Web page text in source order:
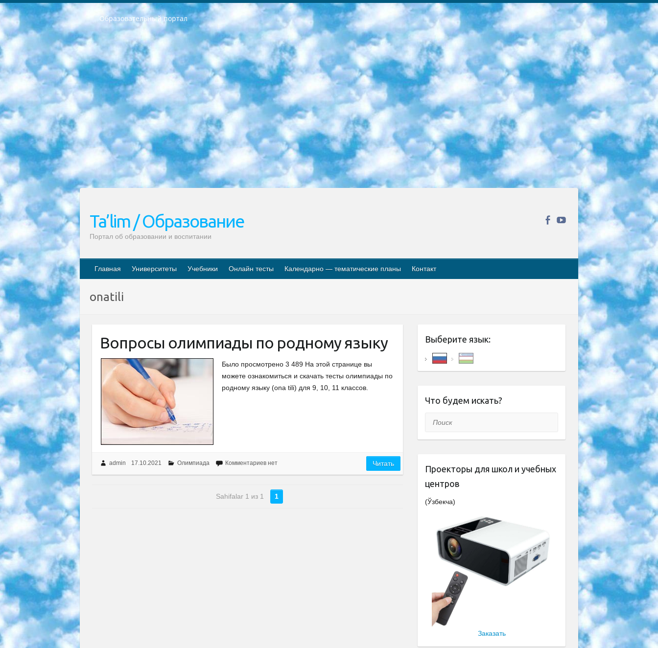
Образовательный портал
РЕСПУБЛИКА УЗБЕКИСТАН МИНИСТРЕРСТВО ДОШКОЛЬНОГО И ШКОЛЬНОГО ОБРАЗОВАНИЯ КОМАНДА в общеобразовательных учреждениях в 2023-2024 учебном году организация и проведение итоговой государственной аттестации обучающихся о Министра дошкольного и школьного образования Республики Узбекистан от 4 марта 2008 года (постановлением Минюста от 20 марта 2008 года № 1778 государственной регистрации) «Итоговое состояние учащихся общего среднего образования на основании положения об утверждении положения об аттестации общего среднего образования выпускной экзамен студентов в образовательных учреждениях в 2023-2024 учебном году В целях организации и прохождения аттестации приказываю: 1. Следующее: перечень предметов, по которым будет проводиться итоговая государственная аттестация и экзамен формы перевода согласно приложению 1; сертификаты международного образца, оценивающие уровень владения иностранными языками перечень согласно приложению 2; 2. Педагогический при специализированных образовательных учреждениях. научно-практический центр квалификации и международной оценки (Д.Давидова) 2024 г. До 25 марта: задания по предметам, по которым будет проводиться итоговая аттестация разработка и утверждение технических условий; итоговая аттестация на основании разработанного предметного задания разработка вопросов по предметам (устно и письменно), экзамен передача; общеобразовательные средние школы и специальные учебные заведения учащиеся выпускных классов школ и интернатов в агентской системе подготовка базы данных экзаменационных материалов и критериев оценки; перевод базы экзаменационных материалов на все языки обучения подать в Республиканский образовательный центр для изготовления; варианты экзаменов на основе разработанных контрольных материалов пусть будут поставлены задачи формирования. 3. Республиканский образовательный центр (Ш.Худайкулов) до 5 апреля 2024 года. до: база данных предоставленных экзаменационных материалов на все языки обучения перевод и экспертиза; для слепых, слабовидящих, глухих, слабослышащих и умственно отсталых детей учащиеся выпускных классов специализированных школ и школ-интернатов база данных экзаменационных материалов на всех преподаваемых языках подготовка критериев оценки; специализированные школы для умственно отсталых детей и технологии для учащихся выпускных классов школ-интернатов разработка соответствующих рекомендаций и критериев проведения ЕГЭ по естествознанию давать задания. 4. Педагогический при специализированных образовательных учреждениях. Научно-практический центр навыков и международной оценки (Д.Давидова), Республика образовательный центр (Худайкулов Ш.) итоговый государственный аттестационный экзамен ориентирован на творческое и логическое мышление при подготовке базы материалов учитывать введение заданий. 5. Следует отметить, что: сертификат государственного образца о знании общеобразовательного предмета и как минимум национальный уровень B1 по предметам на иностранных языках, указанным в Приложении 2. или международно признанный сертификат эквивалентного уровня студенты, изучающие определенный предмет, освобождаются от экзамена; по соответствующим предметам запланирована итоговая государственная аттестация за день до дня, путем жеребьевки Рабочей группой (в письменной форме по предметам, проводимым в форме) из числа сформированных вариантов выбрано 2 варианта; 2 выбранных варианта экзамена анонсированы на официальном сайте министерства и все выпускники по всей стране на основе этих вариантов проводит итоговую государственную аттестацию. 6. Государственное образование учащихся средних общеобразовательных учреждений. знания в соответствии с квалификационными требованиями, которые необходимо приобрести на основании стандартов итоговый (выпускной) контроль для 9 и 11 классов в целях тестирования Экзамены (далее – экзамены) состоят из предметов, перечисленных в приложении 1. будет сделано. 7. Экзамены пройдут с 26 мая по 15 июня 2024 г. (кроме науки физического воспитания). 8. Физическая для учащихся 9 классов общесредних образовательных учреждений. Экзамены по предмету «Образование, квалификация медицина» 1-6 мая 2024 года. сотрудники перевести под присмотр (с отклонениями в физическом или умственном развитии) специализированная школа для детей, школы-интернаты и со сколиозом школы-интернаты санаторного типа для больных детей исключены). 9. Он был слепым, слабовидящим и имел нарушения опорно-двигательного аппарата. экзамены в специализированных школах и интернатах для детей должны проводиться исходя из требований, предъявляемых к общеобразовательным учреждениям (физкультура кроме науки). 10. Специализированная школа для глухих и слабослышащих детей. и экзамены в интернатах и быть реализован в виде письменного теста по математике. 11. Специальность для умственно отсталых детей. Для 9 класса Родной язык и литературное письмо Государственный язык (язык обучения – узбекский). для неклассов) написано Математическое письмо Письменная/устная история Узбекистана Физическое воспитание практично Итоговый контроль Для 11 класса Написание родного языка и литературы (эссе) Математическое письмо Узбекский язык (обучение на узбекском языке) не посещающее общее среднее образование для учреждений)/Образовательное учреждение выбор письменный и устный Иностранный язык письменный/устный Письменная/устная история Узбекистана *По выбору студента:  Химия  Физика  Основы государственного права  География 10 бесплатных образовательных ресурсов - Мы составили подборку онлайн-проектов с интерактивными упражнениями, видеолекциями и статьями. Они помогут вам обрести новые и освежить старые знания бесплатно. 1. «ИНТУИТ» Старейшая образовательная площадка Рунета. Здесь вы найдёте сотни текстовых и видеокурсов на десятки различных тем — от программирования до психологии. Многие курсы подготовлены российскими университетами и крупными международными компаниями вроде Intel и Microsoft. Самостоятельное обучение бесплатное, но желающие могут оплатить услуги персональных наставников. 2. «Смартия» знакомит с актуальными профессиями и подсказывает, как им обучаться. Выбрав заинтересовавшую вас специальность — SMM-специалист, фотограф, веб-дизайнер или другую, — увидите список необходимых для неё умений. Чтобы вы могли освоить их самостоятельно, для каждого умения площадка отображает подборку ссылок на учебные материалы. Хотя «Смартия» ориентируется на русскоязычную аудиторию, часть контента всё же доступна только на английском. 3. «Лекторий Физтеха» Проект Московского физико-технического института (Физтеха). С его помощью вы можете смотреть онлайн серии лекций, записанные на видео в этом вузе. В числе доступных предметов — физика, биология, химия, информационные технологии и другие. К некоторым лекциям администрация ресурса прилагает готовые конспекты, которые можно скачивать в PDF-формате. 4. ITMOcourses Онлайн-площадка Санкт-Петербургского национального исследовательского университета информационных технологий, механики и оптики (ИТМО). Ресурс предоставляет свободный доступ к курсам, разработанным в этом вузе. Каталог материалов разбит на четыре категории: «Оптические системы и технологии», «Приборостроение и робототехника», «Информационные технологии» и «Биотехнологии». Курсы состоят из видеолекций, интерактивных демонстраций и заданий. 5. «КиберЛенинка» Электронная научная библиотека открытого доступа. Каталог площадки регулярно обрастает текстами статей из различных научных изданий. Сгруппированные по журналам и рубрикам публикации можно читать онлайн или скачивать целиком в PDF-формате. Проект нацелен на популяризацию науки за счёт открытого доступа к качественной информации. 6. «ПостНаука» На этом ресурсе публикуют подборки видеолекций, составленные экспертами из разных отраслей и объединённые общими темами. Среди них, к примеру, есть серии «Биоинформатика и геномика», «Культура средневековой Скандинавии» и Cinema Studies о теории кино. Каждая подборка лекций — логически связанная история, рассказанная экспертом от первого лица. Кроме того, на сайте появляются научно-образовательные статьи и тесты на разные темы. 7. «Newочём» Команда проекта «Newочём» отбирает самые интересные тексты из англоязычных СМИ и переводит те из них, за которые голосуют участники сообщества «ВКонтакте». По большей части это научно-популярные статьи. Редакторы придумывают лишь заголовки, в остальном содержание переводов соответствует оригиналам. Полные тексты можно читать прямо в социальной сети. 8. InternetUrok Онлайн-база материалов по основным дисциплинам школьной программы. Информация на сайте структурирована по классам, предметам и темам (урокам). Каждый урок состоит из видеолекций и конспектов. Есть также интерактивные тренажёры и тесты для закрепления пройденного материала. Даже если вы давно окончили школу, возможность повторить программу старших классов всегда может пригодиться. 9. Edutainme Ещё один ресурс об образовании. В отличие от Newtonew, как мне кажется, Edutainme больше ориентируется на представителей индустрии: педагогов, предпринимателей, разработчиков образовательных проектов. Но и любой, кто просто стремится к саморазвитию, найдёт на сайте много полезного и интересного для себя. Например, информацию о новых курсах и образовательных сервисах. 10. Newtonew Онлайн-медиа об образовании и обучении в широком смысле. Авторы Newtonew пишут об инструментах, заведениях, тактиках и стратегиях, которые помогают учить других и получать новые знания самостоятельно. На этой площадке вы найдёте новости, обзоры, аналитические мат
Ta’lim / Образование
Портал об образовании и воспитании
Главная Университеты Учебники Онлайн тесты Календарно — тематические планы Контакт
onatili
Вопросы олимпиады по родному языку
Было просмотрено 3 489 На этой странице вы
можете ознакомиться и скачать тесты олимпиады по
родному языку (ona tili) для 9, 10, 11 классов.
admin 17.10.2021 Олимпиада Комментариев нет Читать
Sahifalar 1 из 1 1
Выберите язык:
Что будем искать?
Поиск
Проекторы для школ и учебных
центров
(Ўзбекча)
Заказать